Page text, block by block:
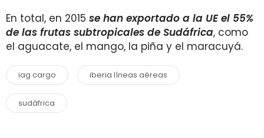
En total, en 2015 se han exportado a la UE el 55%
de las frutas subtropicales de Sudáfrica, como
el aguacate, el mango, la piña y el maracuyá.
iag cargo iberia líneas aéreas
sudáfrica